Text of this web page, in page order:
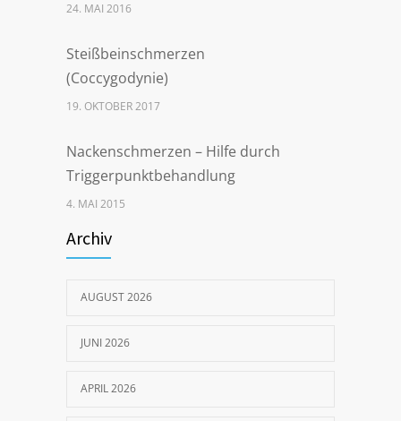
24. MAI 2016
Steißbeinschmerzen
(Coccygodynie)
19. OKTOBER 2017
Nackenschmerzen – Hilfe durch
Triggerpunktbehandlung
4. MAI 2015
Steißbeinschmerzen nach
gezielte Behandlung
Schulterschmerzen los!
Archiv
AUGUST 2026
JUNI 2026
APRIL 2026